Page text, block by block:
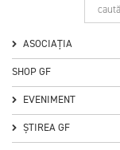
ASOCIAȚIA
SHOP GF
EVENIMENT
ȘTIREA GF